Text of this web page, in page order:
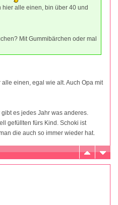
alle einen, bin über 40 und
Mit Gummibärchen oder mal
einen, egal wie alt. Auch Opa mit
es jedes Jahr was anderes.
gefüllten fürs Kind. Schoki ist
die auch so immer wieder hat.